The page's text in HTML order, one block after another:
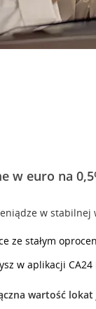
w euro na
w stabilnej
ze stałym
w aplikacji
wartość